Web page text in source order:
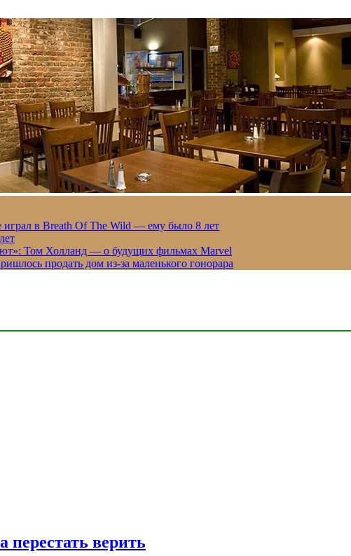
в Breath Of The Wild — ему было 8 лет
Том Холланд — о будущих фильмах Marvel
продать дом из-за маленького гонорара
верить